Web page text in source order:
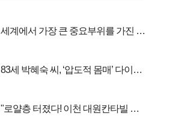
세계에서 가장 큰 중요부위를 가진 남
83세 박혜숙 씨, ‘압도적 몸매’ 다이어
"로얄층 터졌다! 이천 대원칸타빌 잔